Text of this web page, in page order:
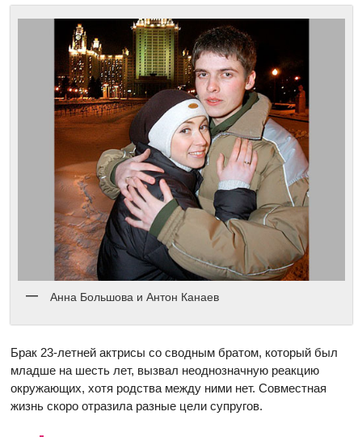
Анна Большова и Антон Канаев
Брак 23-летней актрисы со сводным братом, который был
младше на шесть лет, вызвал неоднозначную реакцию
окружающих, хотя родства между ними нет. Совместная
жизнь скоро отразила разные цели супругов.